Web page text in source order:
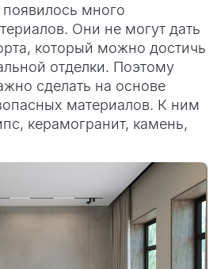
появилось много
Они не могут дать
который можно достичь
отделки. Поэтому
сделать на основе
материалов. К ним
керамогранит, камень,